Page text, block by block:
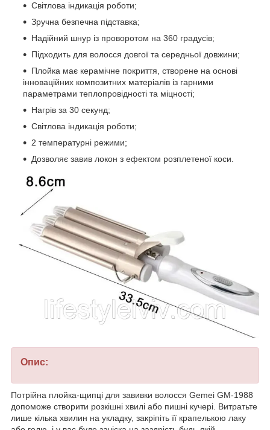
Світлова індикація роботи;
Зручна безпечна підставка;
Надійний шнур із проворотом на 360 градусів;
Підходить для волосся довгої та середньої довжини;
Плойка має керамічне покриття, створене на основі
інноваційних композитних матеріалів із гарними
параметрами теплопровідності та міцності;
Нагрів за 30 секунд;
Світлова індикація роботи;
2 температурні режими;
Дозволяє завив локон з ефектом розплетеної коси.
Опис:
Потрійна плойка-щипці для завивки волосся Gemei GM-1988
допоможе створити розкішні хвилі або пишні кучері. Витратьте
лише кілька хвилин на укладку, закріпіть її крапелькою лаку